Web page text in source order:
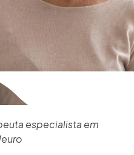
especialista em